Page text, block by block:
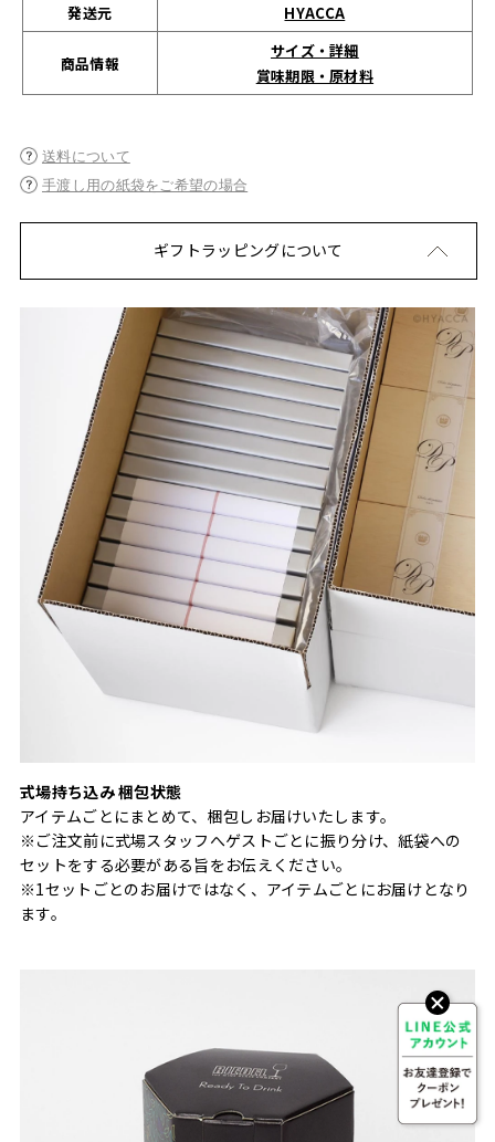
発送元
HYACCA
商品情報
サイズ・詳細
賞味期限・原材料
送料について
手渡し用の紙袋をご希望の場合
ギフトラッピングについて
式場持ち込み 梱包状態
アイテムごとにまとめて、梱包しお届けいたします。
※ご注文前に式場スタッフへゲストごとに振り分け、紙袋への
セットをする必要がある旨をお伝えください。
※1セットごとのお届けではなく、アイテムごとにお届けとなり
ます。